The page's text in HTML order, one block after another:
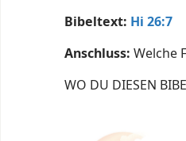
Bibeltext: Hi 26:7
Anschluss: Welche
WO DU DIESEN